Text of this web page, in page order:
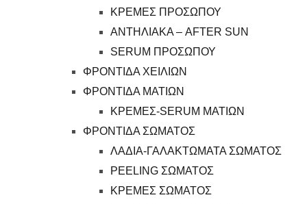
ΚΡΕΜΕΣ ΠΡΟΣΩΠΟΥ
ΑΝΤΗΛΙΑΚΑ – AFTER SUN
SERUM ΠΡΟΣΩΠΟΥ
ΦΡΟΝΤΙΔΑ ΧΕΙΛΙΩΝ
ΦΡΟΝΤΙΔΑ ΜΑΤΙΩΝ
ΚΡΕΜΕΣ-SERUM ΜΑΤΙΩΝ
ΦΡΟΝΤΙΔΑ ΣΩΜΑΤΟΣ
ΛΑΔΙΑ-ΓΑΛΑΚΤΩΜΑΤΑ ΣΩΜΑΤΟΣ
PEELING ΣΩΜΑΤΟΣ
ΚΡΕΜΕΣ ΣΩΜΑΤΟΣ